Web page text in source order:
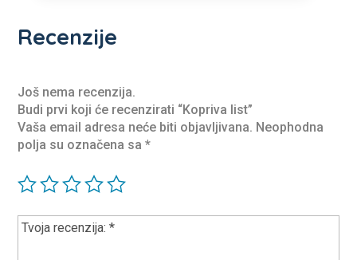
Recenzije
Još nema recenzija.
Budi prvi koji će recenzirati “Kopriva list”
Vaša email adresa neće biti objavljivana. Neophodna
polja su označena sa*